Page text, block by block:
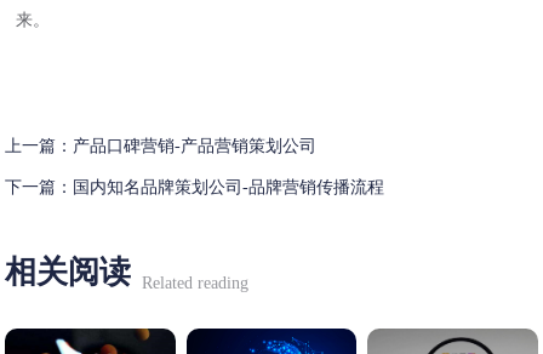
来。
上一篇： 产品口碑营销-产品营销策划公司
下一篇： 国内知名品牌策划公司-品牌营销传播流程
相关阅读 Related reading